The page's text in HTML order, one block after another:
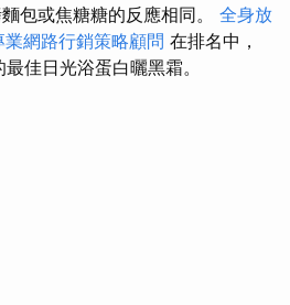
包或焦糖糖的反應相同。 全身放
業網路行銷策略顧問 在排名中，
佳日光浴蛋白曬黑霜。